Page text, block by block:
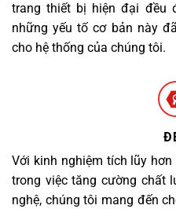
trang thiết bị hiện đại đều
những yếu tố cơ bản này
cho hệ thống của chúng tôi.
Với kinh nghiệm tích lũy
trong việc tăng cường chất
nghệ, chúng tôi mang đến